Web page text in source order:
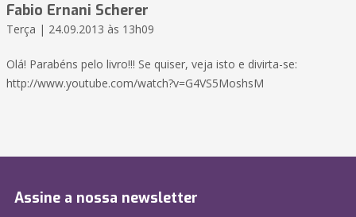
Fabio Ernani Scherer
Terça | 24.09.2013 às 13h09
Olá! Parabéns pelo livro!!! Se quiser, veja isto e divirta-se:
http://www.youtube.com/watch?v=G4VS5MoshsM
Assine a nossa newsletter